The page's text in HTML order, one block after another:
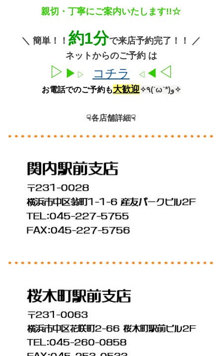
親切・丁寧にご案内いたします!!☆
＼ 簡単！！ 約1分で来店予約完了！！
／
ネットからのご予約 は
▷ ▶ ▷ コチラ ◁ ◀ ◁
お電話でのご予約も大歓迎 ✧٩(ˊωˋ*)و✧
☟各店舗詳細☟